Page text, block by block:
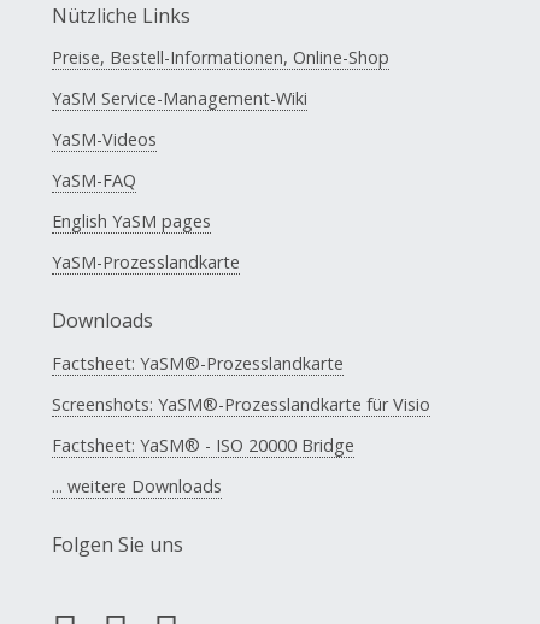
Nützliche Links
Preise, Bestell-Informationen, Online-Shop
YaSM Service-Management-Wiki
YaSM-Videos
YaSM-FAQ
English YaSM pages
YaSM-Prozesslandkarte
Downloads
Factsheet: YaSM®-Prozesslandkarte
Screenshots: YaSM®-Prozesslandkarte für Visio
Factsheet: YaSM® - ISO 20000 Bridge
... weitere Downloads
Folgen Sie uns